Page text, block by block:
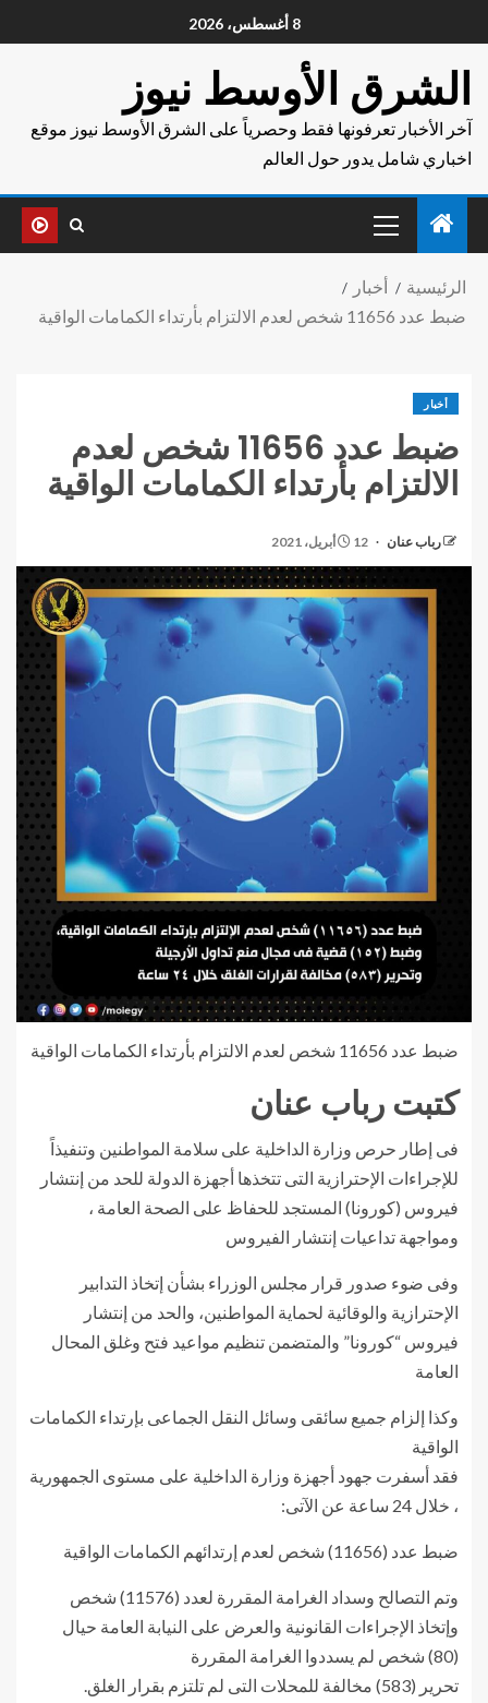
8 أغسطس، 2026
الشرق الأوسط نيوز
آخر الأخبار تعرفونها فقط وحصرياً على الشرق الأوسط نيوز موقع
اخباري شامل يدور حول العالم
الرئيسية
أخبار
ضبط عدد 11656 شخص لعدم الالتزام بأرتداء الكمامات الواقية
أخبار
ضبط عدد 11656 شخص لعدم
الالتزام بأرتداء الكمامات الواقية
رباب عنان 12 أبريل، 2021
ضبط عدد 11656 شخص لعدم الالتزام بأرتداء الكمامات الواقية
كتبت رباب عنان
فى إطار حرص وزارة الداخلية على سلامة المواطنين وتنفيذاً
للإجراءات الإحترازية التى تتخذها أجهزة الدولة للحد من إنتشار
فيروس (كورونا) المستجد للحفاظ على الصحة العامة ،
ومواجهة تداعيات إنتشار الفيروس
وفى ضوء صدور قرار مجلس الوزراء بشأن إتخاذ التدابير
الإحترازية والوقائية لحماية المواطنين، والحد من إنتشار
فيروس “كورونا” والمتضمن تنظيم مواعيد فتح وغلق المحال
العامة
وكذا إلزام جميع سائقى وسائل النقل الجماعى بإرتداء الكمامات
الواقية
فقد أسفرت جهود أجهزة وزارة الداخلية على مستوى الجمهورية
، خلال 24 ساعة عن الآتى:
ضبط عدد (11656) شخص لعدم إرتدائهم الكمامات الواقية
وتم التصالح وسداد الغرامة المقررة لعدد (11576) شخص
وإتخاذ الإجراءات القانونية والعرض على النيابة العامة حيال
(80) شخص لم يسددوا الغرامة المقررة
تحرير (583) مخالفة للمحلات التى لم تلتزم بقرار الغلق.